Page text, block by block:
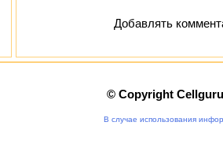
Добавлять
© Copyright
В случае использования